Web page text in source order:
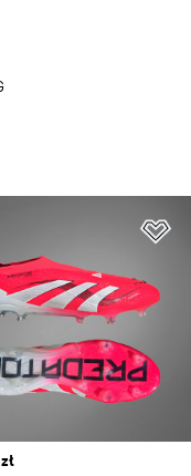
price